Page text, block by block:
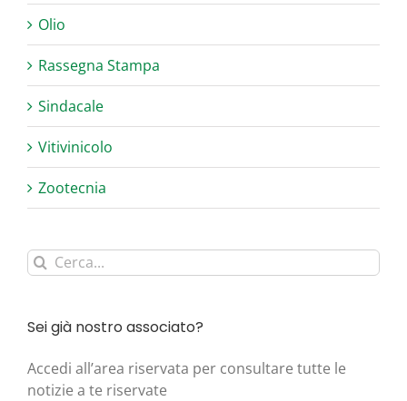
Olio
Rassegna Stampa
Sindacale
Vitivinicolo
Zootecnia
Cerca
per:
Sei già nostro associato?
Acce­di all’area riser­va­ta per con­sul­ta­re tut­te le
noti­zie a te riservate